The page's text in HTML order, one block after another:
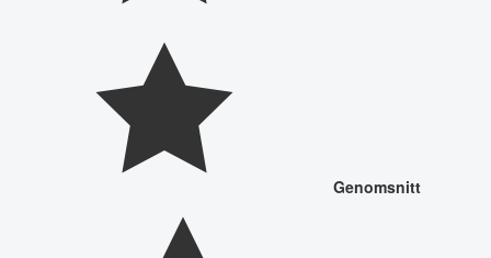
Genomsnitt